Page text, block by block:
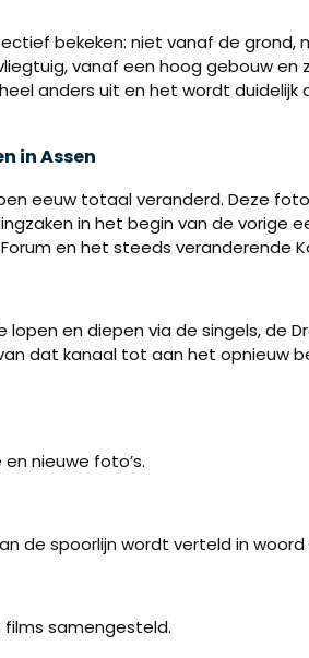
bekeken: niet vanaf de grond,
vanaf een hoog gebouw en
anders uit en het wordt duidelijk
in Assen
eeuw totaal veranderd. Deze
in het begin van de vorige
en het steeds veranderende
en diepen via de singels, de
dat kanaal tot aan het opnieuw
nieuwe foto’s.
de spoorlijn wordt verteld in woord
samengesteld.